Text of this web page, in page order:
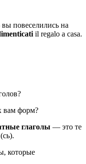
повеселились на
il regalo a casa.
вам форм?
глаголы — это те
которые